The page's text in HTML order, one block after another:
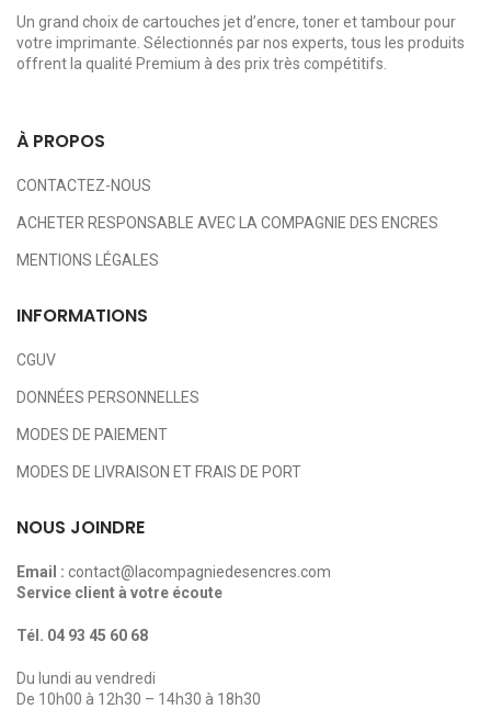
Un grand choix de cartouches jet d’encre, toner et tambour pour
votre imprimante. Sélectionnés par nos experts, tous les produits
offrent la qualité Premium à des prix très compétitifs.
À PROPOS
CONTACTEZ-NOUS
ACHETER RESPONSABLE AVEC LA COMPAGNIE DES ENCRES
MENTIONS LÉGALES
INFORMATIONS
CGUV
DONNÉES PERSONNELLES
MODES DE PAIEMENT
MODES DE LIVRAISON ET FRAIS DE PORT
NOUS JOINDRE
Email : contact@lacompagniedesencres.com
Service client à votre écoute
Tél. 04 93 45 60 68
Du lundi au vendredi
De 10h00 à 12h30 – 14h30 à 18h30